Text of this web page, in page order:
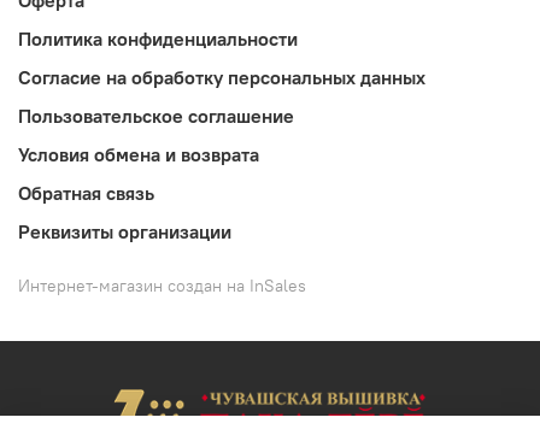
Политика конфиденциальности
Согласие на обработку персональных данных
Пользовательское соглашение
Условия обмена и возврата
Обратная связь
Реквизиты организации
Интернет-магазин создан на InSales